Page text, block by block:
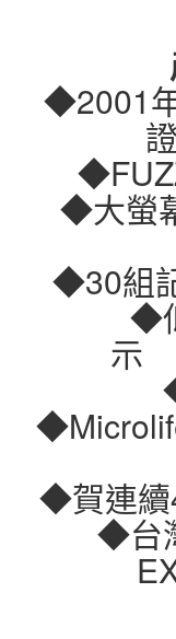
◆2001
◆大螢
◆30組
◆
◆賀連續
◆台